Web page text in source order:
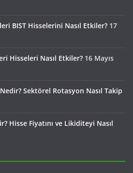
BIST Hisselerini Nasıl Etkiler? 17
Hisseleri Nasıl Etkiler? 16 Mayıs
Sektörel Rotasyon Nasıl Takip
Hisse Fiyatını ve Likiditeyi Nasıl